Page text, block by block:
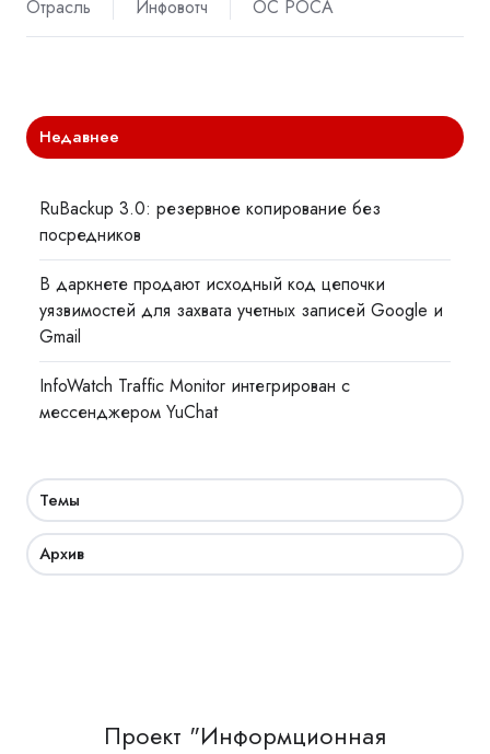
Отрасль
Инфовотч ОС РОСА
Недавнее
RuBackup 3.0: резервное копирование без
посредников
В даркнете продают исходный код цепочки
уязвимостей для захвата учетных записей Google и
Gmail
InfoWatch Traffic Monitor интегрирован с
мессенджером YuChat
Темы
Архив
Проект "Информционная